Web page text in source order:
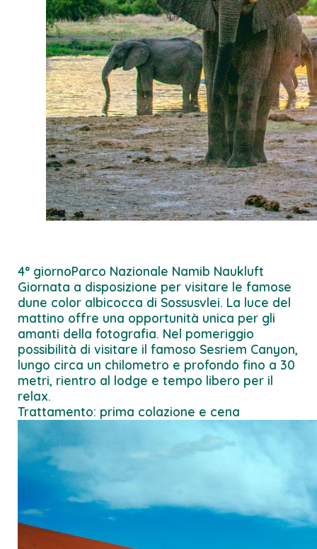
4° giornoParco Nazionale Namib Naukluft
Giornata a disposizione per visitare le famose
dune color albicocca di Sossusvlei. La luce del
mattino offre una opportunità unica per gli
amanti della fotografia. Nel pomeriggio
possibilità di visitare il famoso Sesriem Canyon,
lungo circa un chilometro e profondo fino a 30
metri, rientro al lodge e tempo libero per il
relax.
Trattamento: prima colazione e cena